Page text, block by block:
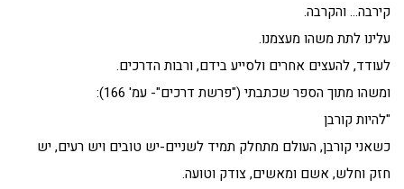
קירבה… והקרבה.
עלינו לתת משהו מעצמנו.
לעודד, להעצים אחרים ולסייע בידם, ורבות הדרכים.
ומשהו מתוך הספר שכתבתי ("פרשת דרכים"- עמ' 166):
"להיות קורבן
כשאני קורבן, העולם מתחלק תמיד לשניים-יש טובים ויש רעים, יש
חזק וחלש, אשם ומאשים, צודק וטועה.